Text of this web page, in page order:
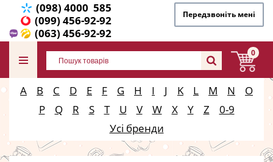
(098) 4000 585
(099) 456-92-92
(063) 456-92-92
Передзвоніть мені
0
A B C D E F G H I J K L M N
O
P
Q R S T U V W X Y Z
0-9
Усі бренди